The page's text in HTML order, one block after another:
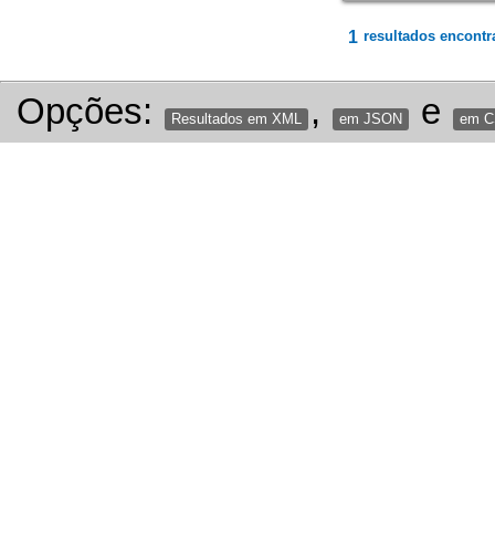
1 resultados
Opções: Resultados em XML , em JSON e em